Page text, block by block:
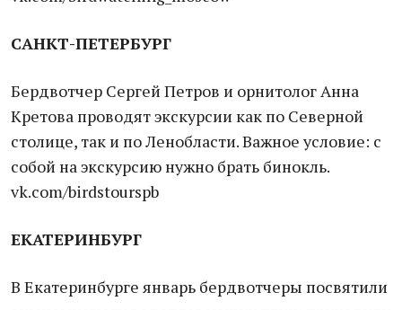
САНКТ-ПЕТЕРБУРГ
Бердвотчер Сергей Петров и орнитолог Анна
Кретова проводят экскурсии как по Северной
столице, так и по Ленобласти. Важное условие: с
собой на экскурсию нужно брать бинокль.
vk.com/birdstourspb
ЕКАТЕРИНБУРГ
В Екатеринбурге январь бердвотчеры посвятили